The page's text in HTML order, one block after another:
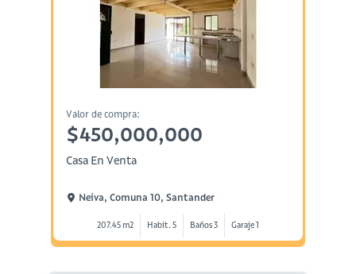
Valor de compra:
$450,000,000
Casa En Venta
Neiva, Comuna 10, Santander
207.45 m2 Habit. 5 Baños 3 Garaje 1